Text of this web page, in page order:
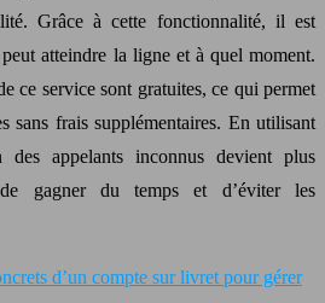
Grâce à cette fonctionnalité, il est
atteindre la ligne et à quel moment.
ce service sont gratuites, ce qui permet
sans frais supplémentaires. En utilisant
des appelants inconnus devient plus
gagner du temps et d’éviter les
d’un compte sur livret pour gérer